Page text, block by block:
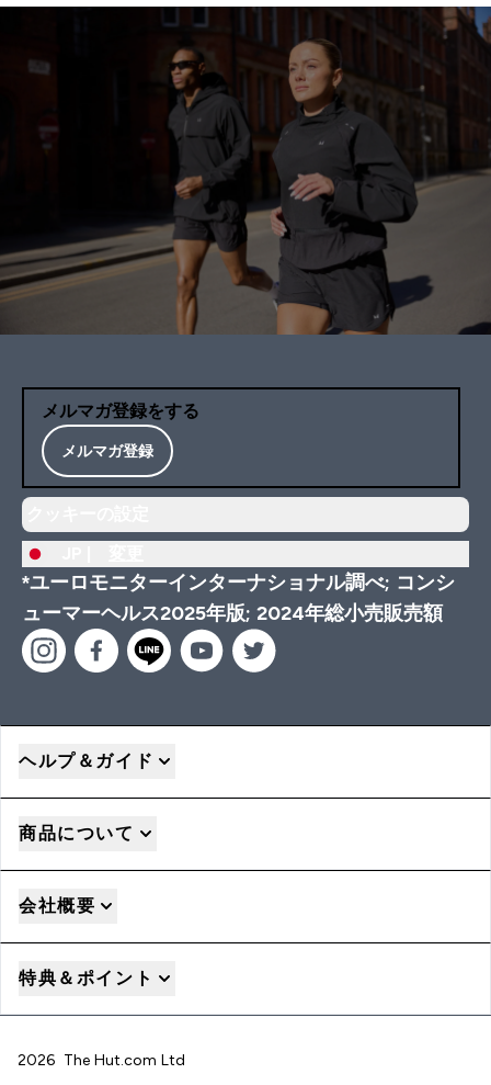
メルマガ登録をする
メルマガ登録
*ユーロモニターインターナショナル調べ; コンシ
ューマーヘルス2025年版; 2024年総小売販売額
ヘルプ＆ガイド
商品について
会社概要
特典＆ポイント
2026 The Hut.com Ltd